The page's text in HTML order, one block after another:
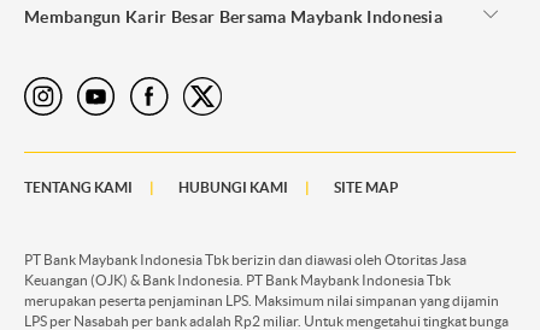
Membangun Karir Besar Bersama Maybank Indonesia
TENTANG KAMI HUBUNGI KAMI SITE MAP
PT Bank Maybank Indonesia Tbk berizin dan diawasi oleh Otoritas Jasa
Keuangan (OJK) & Bank Indonesia. PT Bank Maybank Indonesia Tbk
merupakan peserta penjaminan LPS. Maksimum nilai simpanan yang dijamin
LPS per Nasabah per bank adalah Rp2 miliar. Untuk mengetahui tingkat bunga